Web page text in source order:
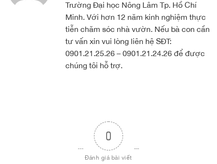
Trường Đại học Nông Lâm Tp. Hồ Chí
Minh. Với hơn 12 năm kinh nghiệm thực
tiễn chăm sóc nhà vườn. Nếu bà con cần
tư vấn xin vui lòng liên hệ SĐT:
0901.21.25.26 – 0901.21.24.26 để được
chúng tôi hỗ trợ.
0
Đánh giá bài viết